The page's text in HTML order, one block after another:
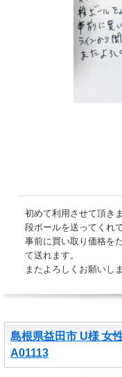
初めて利用させて頂きま
段ボールを送ってくれ
事前に買い取り価格を
て送れます。
またよろしくお願いし
島根県益田市 U様 女
A01113